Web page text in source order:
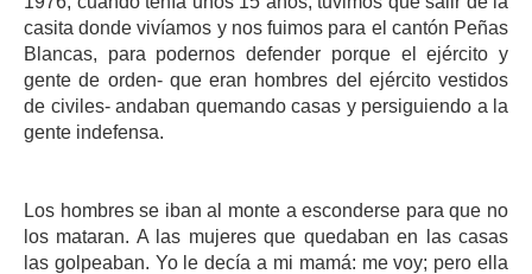
casita donde vivíamos y nos fuimos para el cantón Peñas
Blancas, para podernos defender porque el ejército y
gente de orden- que eran hombres del ejército vestidos
de civiles- andaban quemando casas y persiguiendo a la
gente indefensa.
Los hombres se iban al monte a esconderse para que no
los mataran. A las mujeres que quedaban en las casas
las golpeaban. Yo le decía a mi mamá: me voy; pero ella